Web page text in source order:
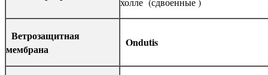
Ветрозащитная
мембрана
Ondutis